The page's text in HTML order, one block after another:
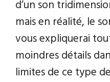
d’un son
mais en réalité, le
vous expliquerai
moindres détails
limites de ce type